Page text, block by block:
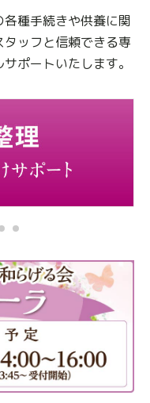
種手続きや供養に関
ッフと信頼できる専
ポートいたします。